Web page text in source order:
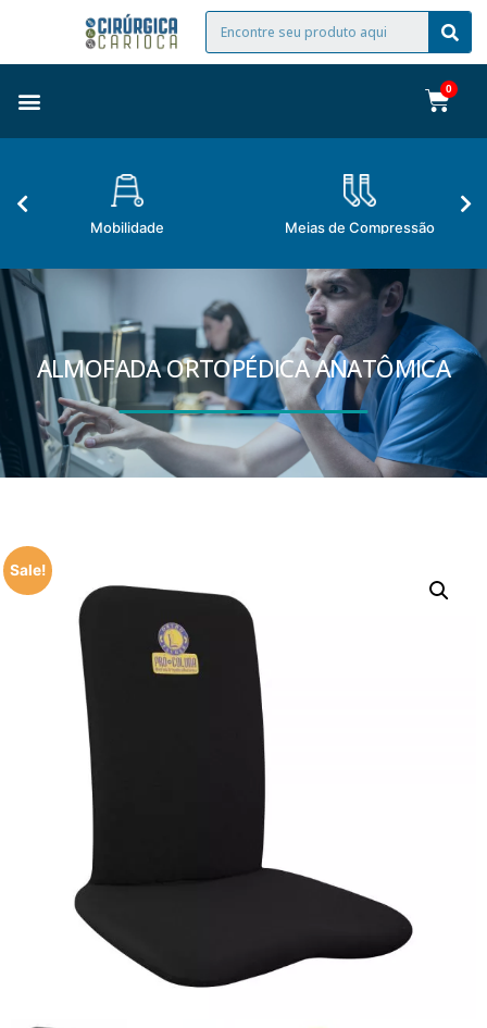
Mobilidade Meias de Compressão
ALMOFADA ORTOPÉDICA ANATÔMICA
Sale!